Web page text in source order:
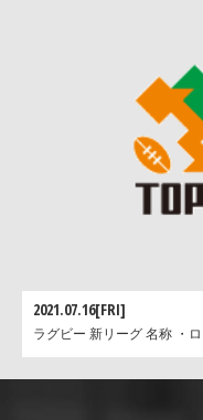
2021.07.16[FRI]
ラグビー 新リーグ 名称 ・